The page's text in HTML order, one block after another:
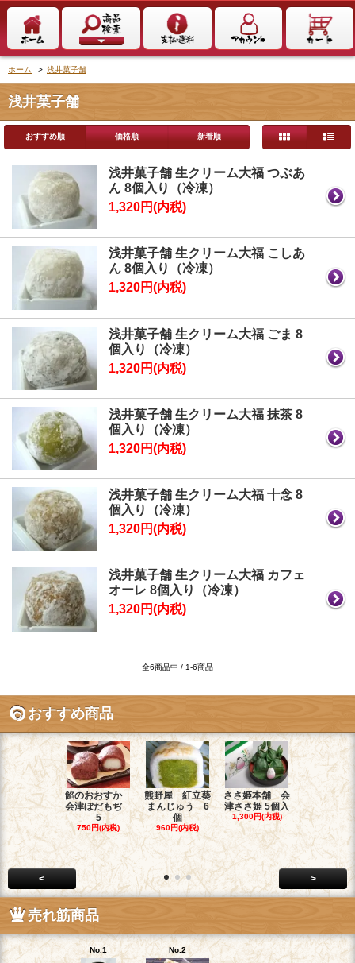
ホーム > 浅井菓子舗
浅井菓子舗
おすすめ順 価格順 新着順
浅井菓子舗 生クリーム大福 つぶあ
ん 8個入り（冷凍）
1,320円(内税)
浅井菓子舗 生クリーム大福 こしあ
ん 8個入り（冷凍）
1,320円(内税)
浅井菓子舗 生クリーム大福 ごま 8
個入り（冷凍）
1,320円(内税)
浅井菓子舗 生クリーム大福 抹茶 8
個入り（冷凍）
1,320円(内税)
浅井菓子舗 生クリーム大福 十念 8
個入り（冷凍）
1,320円(内税)
浅井菓子舗 生クリーム大福 カフェ
オーレ 8個入り（冷凍）
1,320円(内税)
全6商品中 / 1-6商品
おすすめ商品
餡のおおすか
会津ぼだもぢ
5
750円(内税)
熊野屋 紅立葵
まんじゅう 6
個
960円(内税)
ささ姫本舗 会
津ささ姫 5個入
1,300円(内税)
お菓子のヤ
チ 和菓子職
1,900円(内
< >
売れ筋商品
No.1 No.2